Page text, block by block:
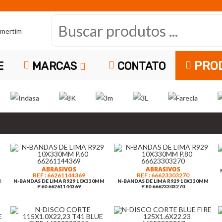
B
u
s
a
p
r
o
d
MARCAS CONTATO
ABRASIVOS
REF : 66261144369
N-BANDAS DE LIMA R929 10X330MM
P.60 66261144369
ABRASIVOS
REF : 66623303270
N-BANDAS DE LIMA R929 10X330MM
P.80 66623303270
PISTOLA SUPERNOVA
BASE 1.3 13186533P
REF: 100392
BS BPS ADAPTADOR A5 IWATA
INDASA TIRAS VELCRO C/
70X420
REF: 66623324955
N-DISCO NORTON ICE 80MM
REF: 31145201
SATA PISTOLA JET 100 B